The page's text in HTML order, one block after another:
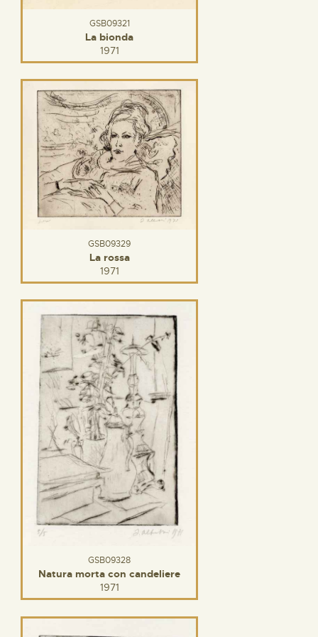
GSB09321
La bionda
1971
GSB09329
La rossa
1971
GSB09328
Natura morta con candeliere
1971